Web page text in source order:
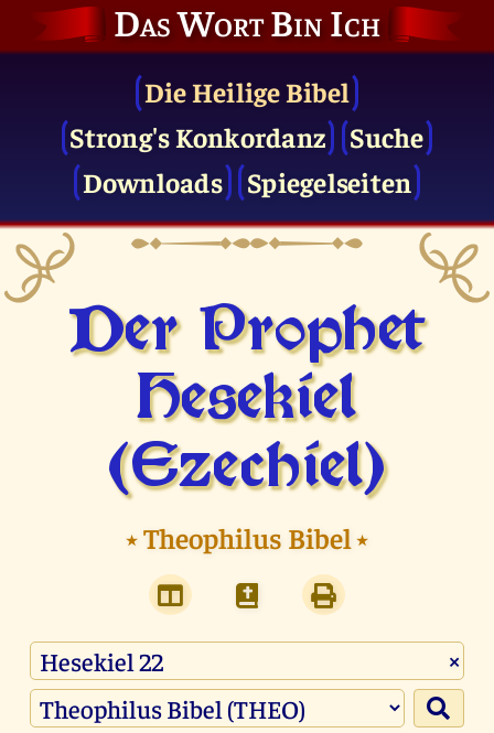
Das Wort Bin Ich
Die Heilige Bibel
Strong's Konkordanz
Suche
Downloads
Spiegelseiten
Der Prophet
Hesekiel
(Ezechiel)
⭑Theophilus Bibel⭑
×